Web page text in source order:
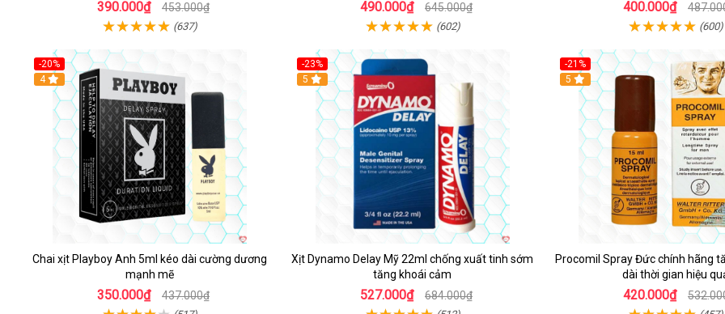
390.000₫ 453.000₫
(637)
490.000₫ 645.000₫
(602)
400.000₫
(600)
-20%
Hot
4
Chai xịt Playboy Anh 5ml kéo dài cường dương
mạnh mẽ
350.000₫ 437.000₫
-23%
5
Xịt Dynamo Delay Mỹ 22ml chống xuất tinh sớm
tăng khoái cảm
527.000₫ 684.000₫
-21%
5
Procomil Spray Đức chính hãng
dài thời gian hiệu
420.000₫